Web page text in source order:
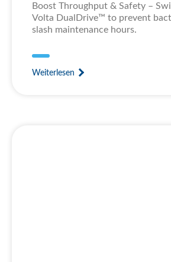
Boost Throughput & Safety –
Volta DualDrive™ to prevent
slash maintenance hours.
Weiterlesen